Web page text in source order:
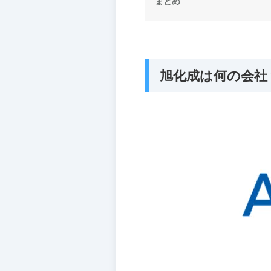
旭化成は何の会社